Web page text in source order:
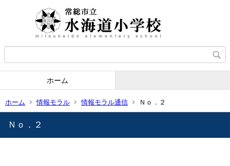
ホーム
ホーム 情報モラル 情報モラル通信 Ｎｏ．２
Ｎｏ．２